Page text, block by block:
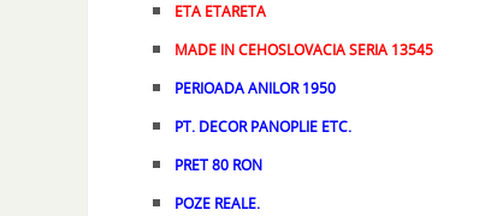
ETA ETARETA
MADE IN CEHOSLOVACIA SERIA 13545
PERIOADA ANILOR 1950
PT. DECOR PANOPLIE ETC.
PRET 80 RON
POZE REALE.